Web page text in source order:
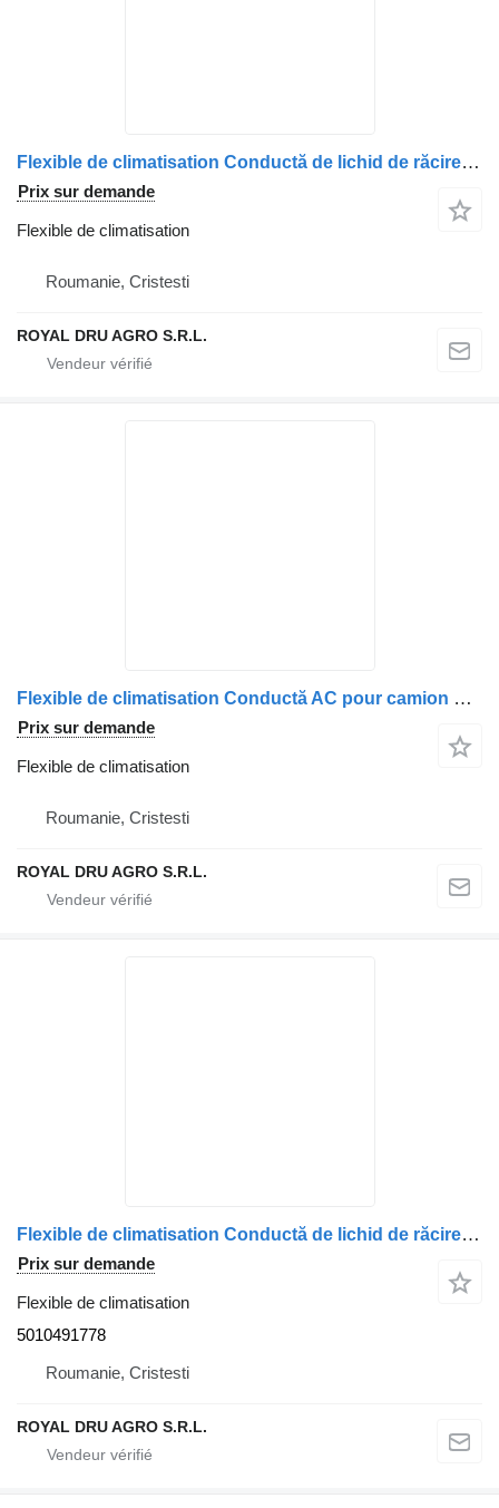
Flexible de climatisation Conductă de lichid de răcire pour camion Renault 7482532555 / 7422251163 / 7421903112 / 7421903111 / 7422189526
Prix sur demande
Flexible de climatisation
Roumanie, Cristesti
ROYAL DRU AGRO S.R.L.
Flexible de climatisation Conductă AC pour camion Renault – 78531367 – 7484585483
Prix sur demande
Flexible de climatisation
Roumanie, Cristesti
ROYAL DRU AGRO S.R.L.
Flexible de climatisation Conductă de lichid de răcire 5010491778 pour camion Renault (cod: )
Prix sur demande
Flexible de climatisation
5010491778
Roumanie, Cristesti
ROYAL DRU AGRO S.R.L.